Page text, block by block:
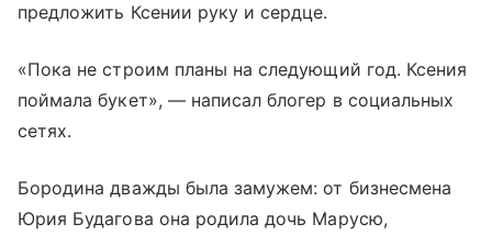
предложить Ксении руку и сердце.
«Пока не строим планы на следующий год. Ксения
поймала букет», — написал блогер в социальных
сетях.
Бородина дважды была замужем: от бизнесмена
Юрия Будагова она родила дочь Марусю,